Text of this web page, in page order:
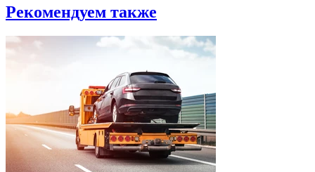
Рекомендуем также